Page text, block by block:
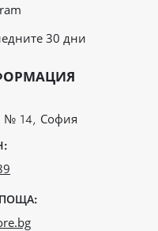
30 дни
№ 14, София